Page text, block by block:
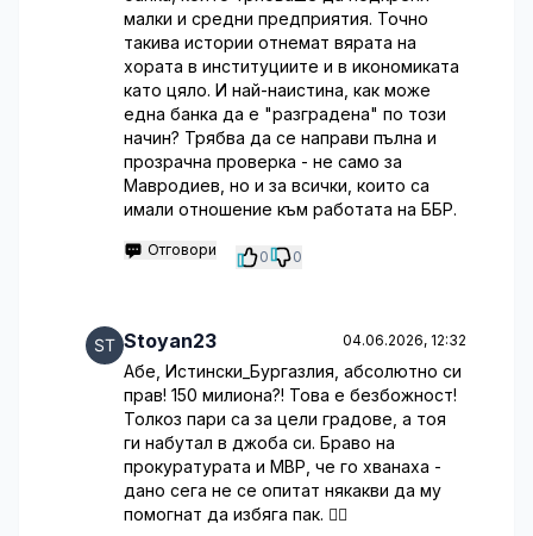
малки и средни предприятия. Точно
такива истории отнемат вярата на
хората в институциите и в икономиката
като цяло. И най-наистина, как може
една банка да е "разградена" по този
начин? Трябва да се направи пълна и
прозрачна проверка - не само за
Мавродиев, но и за всички, които са
имали отношение към работата на ББР.
Отговори 0 0
Stoyan23 04.06.2026, 12:32
Абе, Истински_Бургазлия, абсолютно си
прав! 150 милиона?! Това е безбожност!
Толкоз пари са за цели градове, а тоя
ги набутал в джоба си. Браво на
прокуратурата и МВР, че го хванаха -
дано сега не се опитат някакви да му
помогнат да избяга пак. 🤷‍♂️